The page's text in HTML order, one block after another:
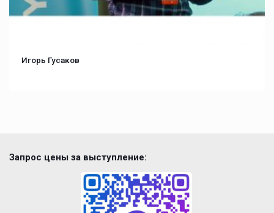
Игорь Гусаков
Запрос цены за выступление: